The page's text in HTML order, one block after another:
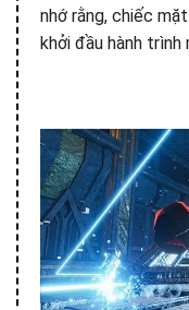
nhớ rằng, chiếc
khởi đầu hành trình